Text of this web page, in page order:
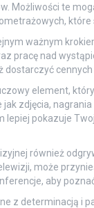
Możliwości te
które
ważnym
pracę nad
dostarczyć
element,
zdjęcia,
lepiej pokazuje
również
może
aby
z determinacją i